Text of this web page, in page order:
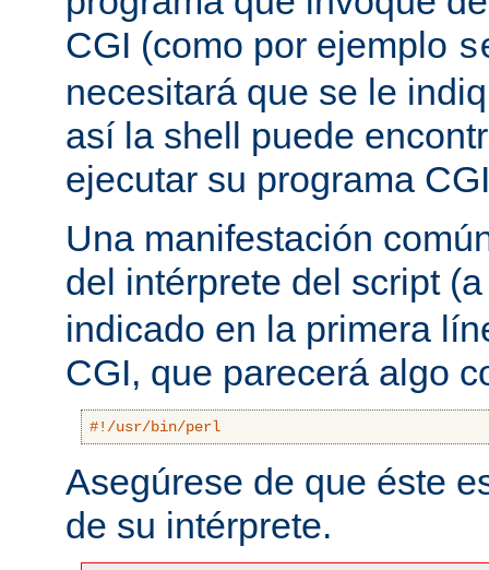
CGI (como por ejemplo
necesitará que se le
así la shell puede
ejecutar su programa
Una manifestación
del intérprete del script
indicado en la primera
CGI, que parecerá algo
#!/usr/bin/perl
Asegúrese de que éste
de su intérprete.